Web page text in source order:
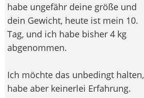
habe ungefähr deine größe und
dein Gewicht, heute ist mein 10.
Tag, und ich habe bisher 4 kg
abgenommen.
Ich möchte das unbedingt halten,
habe aber keinerlei Erfahrung.